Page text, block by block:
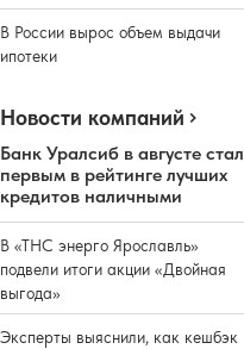
В России вырос объем выдачи
ипотеки
Новости компаний
Банк Уралсиб в августе стал
первым в рейтинге лучших
кредитов наличными
В «ТНС энерго Ярославль»
подвели итоги акции «Двойная
выгода»
Эксперты выяснили, как кешбэк